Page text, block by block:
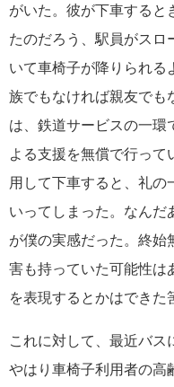
がいた。彼が下車すると
たのだろう、駅員がスロ
いて車椅子が降りられる
族でもなければ親友でも
は、鉄道サービスの一環
よる支援を無償で行っ
用して下車すると、礼の
いってしまった。なんだ
が僕の実感だった。終始
害も持っていた可能性は
を表現するとかはできた
これに対して、最近バス
やはり車椅子利用者の高